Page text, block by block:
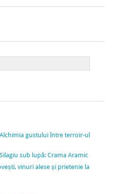
gustului între terroir-ul
sub lupă: Crama Aramic
vinuri alese și prietenie la